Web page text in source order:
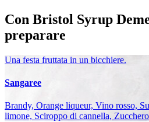
Con Bristol Syrup
preparare
Una festa fruttata in un bicchiere.
Sangaree
Brandy, Orange liqueur, Vino rosso,
limone, Sciroppo di cannella,